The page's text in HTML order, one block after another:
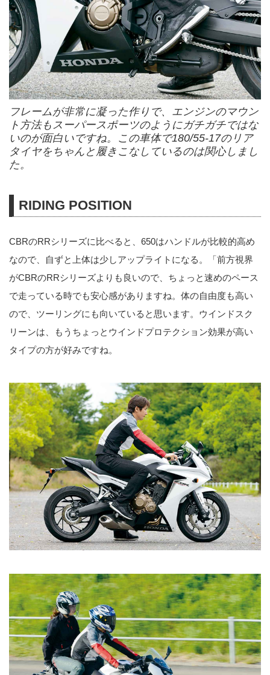
フレームが非常に凝った作りで、エンジンのマウン
ト方法もスーパースポーツのようにガチガチではな
いのが面白いですね。この車体で180/55-17のリア
タイヤをちゃんと履きこなしているのは関心しまし
た。
RIDING POSITION
CBRのRRシリーズに比べると、650はハンドルが比較的高め
なので、自ずと上体は少しアップライトになる。「前方視界
がCBRのRRシリーズよりも良いので、ちょっと速めのペース
で走っている時でも安心感がありますね。体の自由度も高い
ので、ツーリングにも向いていると思います。ウインドスク
リーンは、もうちょっとウインドプロテクション効果が高い
タイプの方が好みですね。